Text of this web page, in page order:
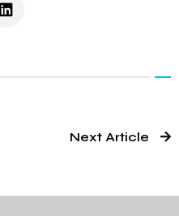
Next Article